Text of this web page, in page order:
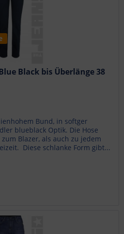
Black bis Überlänge 38
Bund, in softger
blueblack Optik. Die Hose
Blazer, als auch zu jedem
Diese schlanke Form gibt...